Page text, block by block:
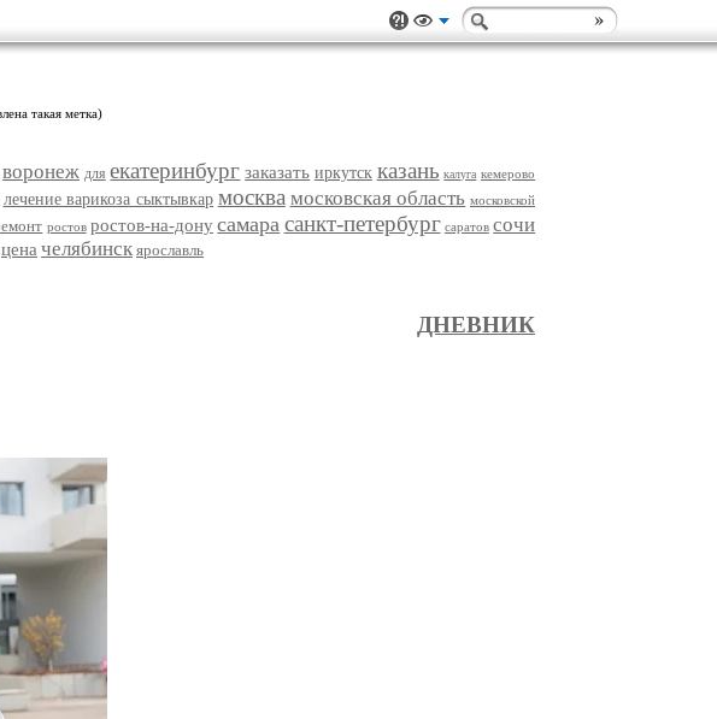
такая метка)
воронеж для екатеринбург заказать иркутск казань калуга кемерово
лечение варикоза сыктывкар москва московская область московской
ростов ростов-на-дону самара санкт-петербург саратов сочи
цена челябинск ярославль
ДНЕВНИК